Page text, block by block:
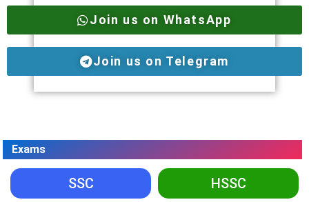
Join us on WhatsApp
Join us on Telegram
Exams
SSC HSSC